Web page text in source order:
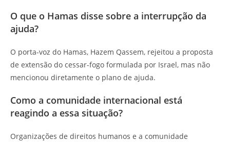
O que o Hamas disse sobre a interrupção da
ajuda?
O porta-voz do Hamas, Hazem Qassem, rejeitou a proposta
de extensão do cessar-fogo formulada por Israel, mas não
mencionou diretamente o plano de ajuda.
Como a comunidade internacional está
reagindo a essa situação?
Organizações de direitos humanos e a comunidade